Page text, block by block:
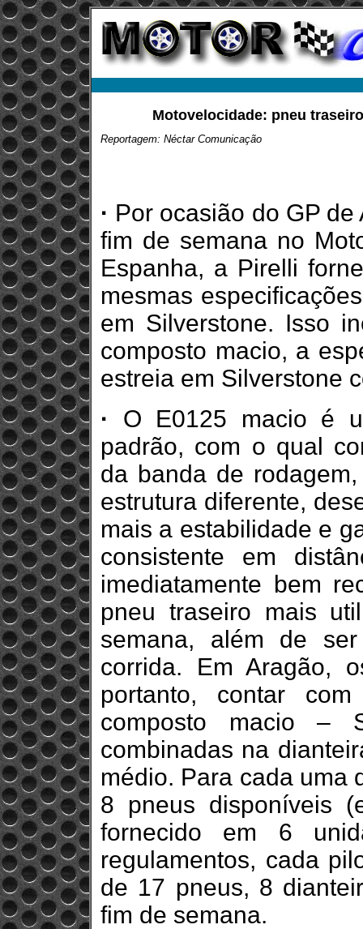
Motovelocidade: pneu
Reportagem: Néctar Comunicação
· Por ocasião do GP
fim de semana no
Espanha, a Pirelli
mesmas
em Silverstone. Isso
composto macio, a
estreia em Silverstone
· O E0125 macio é
padrão, com o qual
da banda de
estrutura diferente,
mais a estabilidade e
consistente em
imediatamente bem
pneu traseiro mais
semana, além de
corrida. Em Aragão,
portanto, contar
composto macio
combinadas na
médio. Para cada uma
8 pneus disponíveis
fornecido em 6
regulamentos, cada
de 17 pneus, 8
fim de semana.